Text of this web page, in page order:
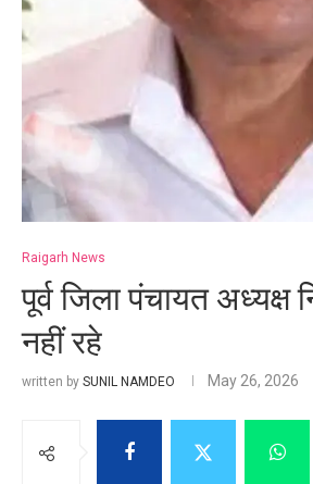
Raigarh News
पूर्व जिला पंचायत अध्यक्ष
नहीं रहे
written by SUNIL NAMDEO May 26, 2026